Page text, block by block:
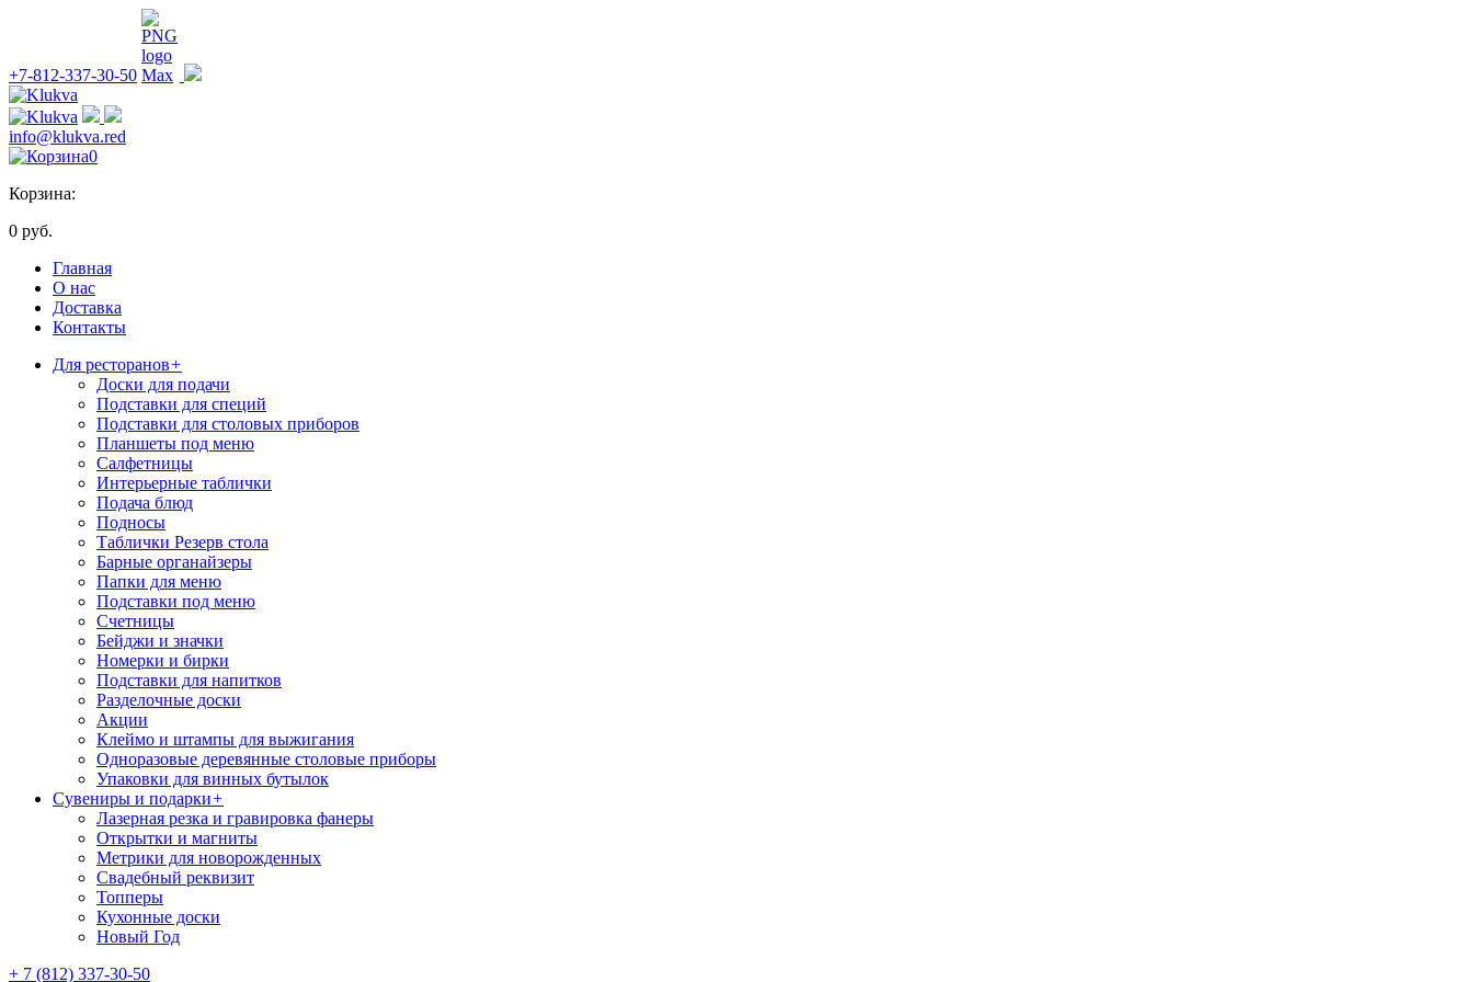
+7-812-337-30-50
info@klukva.red
0
Корзина:
0 руб.
Главная
О нас
Доставка
Контакты
Для ресторанов+
Доски для подачи
Подставки для специй
Подставки для столовых приборов
Планшеты под меню
Салфетницы
Интерьерные таблички
Подача блюд
Подносы
Таблички Резерв стола
Барные органайзеры
Папки для меню
Подставки под меню
Счетницы
Бейджи и значки
Номерки и бирки
Подставки для напитков
Разделочные доски
Акции
Клеймо и штампы для выжигания
Одноразовые деревянные столовые приборы
Упаковки для винных бутылок
Сувениры и подарки+
Лазерная резка и гравировка фанеры
Открытки и магниты
Метрики для новорожденных
Свадебный реквизит
Топперы
Кухонные доски
Новый Год
+ 7 (812) 337-30-50